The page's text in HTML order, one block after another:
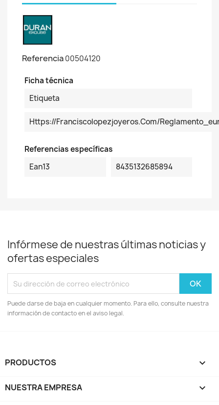
Referencia00504120
Ficha técnica
Etiqueta
Https://franciscolopezjoyeros.com/
Referencias específicas
Ean13
8435132685894
Infórmese de nuestras últimas noticias y
ofertas especiales
Puede darse de baja en cualquier momento. Para ello, consulte nuestra
información de contacto en el aviso legal.
PRODUCTOS 
NUESTRA EMPRESA 